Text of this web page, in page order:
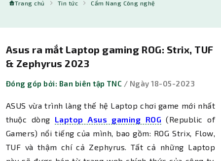
Trang chủ Tin tức Cẩm Nang Công nghệ
Asus ra mắt Laptop gaming ROG: Strix, TUF
& Zephyrus 2023
Đóng góp bởi: Ban biên tập TNC / Ngày 18-05-2023
ASUS vừa trình làng thế hệ Laptop chơi game mới nhất
thuộc dòng Laptop Asus gaming ROG (Republic of
Gamers) nổi tiếng của mình, bao gồm: ROG Strix, Flow,
TUF và thậm chí cả Zephyrus. Tất cả những Laptop